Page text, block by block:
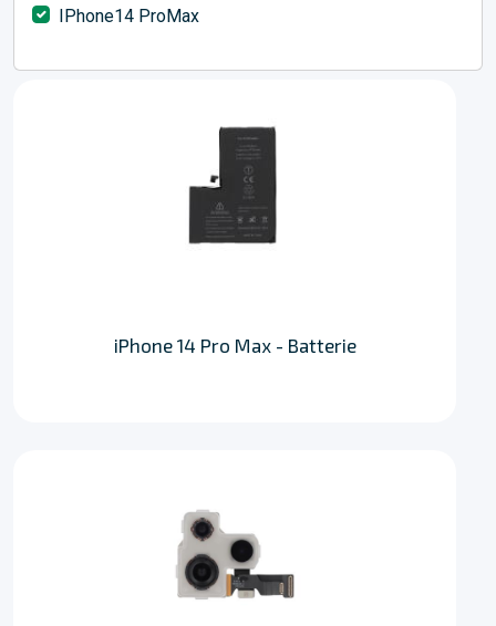
IPhone14 ProMax
iPhone 14 Pro Max - Batterie